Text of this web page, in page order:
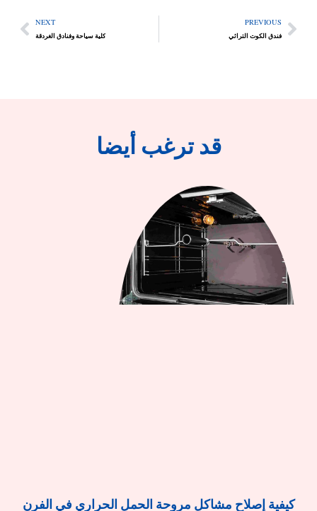
PREVIOUS
فندق الكوت التراثي
NEXT
كلية سياحة وفنادق الغردقة
قد ترغب أيضا
كيفية إصلاح مشاكل مروحة الحمل الحراري في الفرن